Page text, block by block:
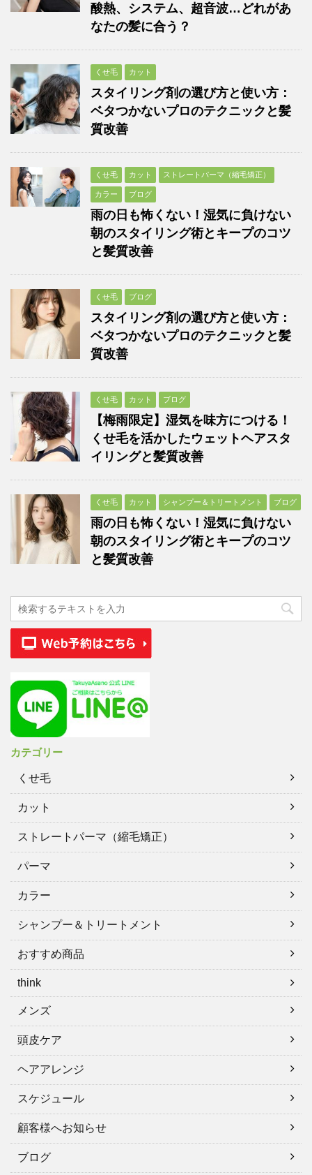
酸熱、システム、超音波…どれがあ
なたの髪に合う？
くせ毛 カット
スタイリング剤の選び方と使い方：
ベタつかないプロのテクニックと髪
質改善
くせ毛 カット ストレートパーマ（縮毛矯正）
カラー ブログ
雨の日も怖くない！湿気に負けない
朝のスタイリング術とキープのコツ
と髪質改善
くせ毛 ブログ
スタイリング剤の選び方と使い方：
ベタつかないプロのテクニックと髪
質改善
くせ毛 カット ブログ
【梅雨限定】湿気を味方につける！
くせ毛を活かしたウェットヘアスタ
イリングと髪質改善
くせ毛 カット シャンプー＆トリートメント ブログ
雨の日も怖くない！湿気に負けない
朝のスタイリング術とキープのコツ
と髪質改善
カテゴリー
くせ毛
カット
ストレートパーマ（縮毛矯正）
パーマ
カラー
シャンプー＆トリートメント
おすすめ商品
think
メンズ
頭皮ケア
ヘアアレンジ
スケジュール
顧客様へお知らせ
ブログ